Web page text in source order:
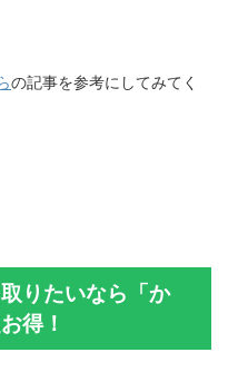
の記事を参考にしてみてく
りたいなら「か
得！